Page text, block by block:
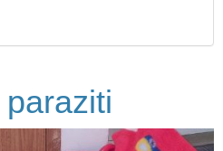
paraziti